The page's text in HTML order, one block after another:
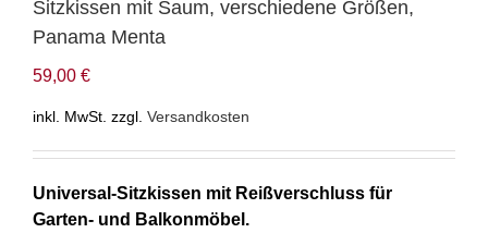
Sitzkissen mit Saum, verschiedene Größen,
Panama Menta
59,00 €
inkl. MwSt. zzgl. Versandkosten
Universal-Sitzkissen mit Reißverschluss für
Garten- und Balkonmöbel.